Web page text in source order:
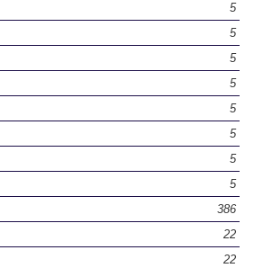
5
5
5
5
5
5
5
5
386
22
22